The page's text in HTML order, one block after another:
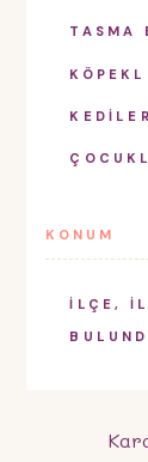
TASMA
KONUM
İLÇE,